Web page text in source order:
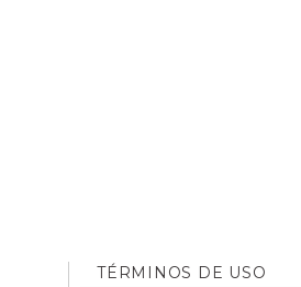
TÉRMINOS DE USO